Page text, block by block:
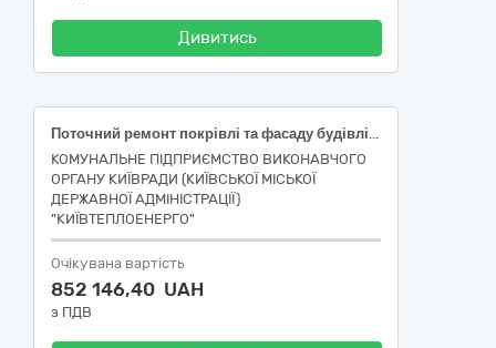
Дивитись
Поточний ремонт покрівлі та фасаду будівлі ЦТП за адресою: *** в РТМ *** СП «КИЇВСЬКІ ТЕПЛОВІ МЕРЕЖІ» КП «КИЇВТЕПЛОЕНЕРГО»
КОМУНАЛЬНЕ ПІДПРИЄМСТВО ВИКОНАВЧОГО
ОРГАНУ КИЇВРАДИ (КИЇВСЬКОЇ МІСЬКОЇ
ДЕРЖАВНОЇ АДМІНІСТРАЦІЇ)
"КИЇВТЕПЛОЕНЕРГО"
Очікувана вартість
852 146,40 UAH
з ПДВ